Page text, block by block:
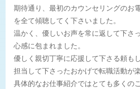
期待通り、最初のカウンセリングのお
を全て傾聴してく下さいました。
温かく、優しいお声を常に返して下さ
心感に包まれました。
優しく親切丁寧に応援して下さる頼も
担当して下さったおかげで転職活動が
具体的なお仕事紹介ではとても多くの